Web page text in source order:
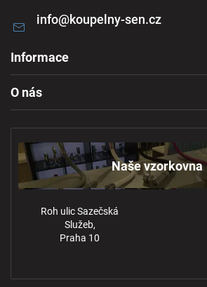
info@koupelny-sen.cz
Informace
Ochrana osobních údajů
O nás
Naše vzorkovna
Roh ulic Sazečská
Služeb,
Praha 10